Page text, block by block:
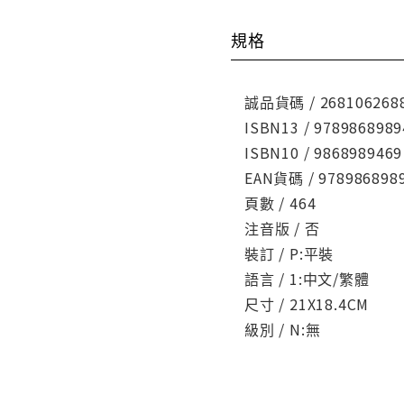
規格
誠品貨碼 /
ISBN13 /
ISBN10 / 9868989469
EAN貨碼 /
頁數 / 464
注音版 / 否
裝訂 / P:平裝
語言 / 1:中文/繁體
尺寸 / 21X18.4CM
級別 / N:無